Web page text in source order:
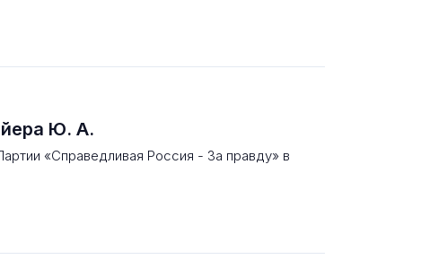
Ю. А.
«Справедливая Россия - За правду» в